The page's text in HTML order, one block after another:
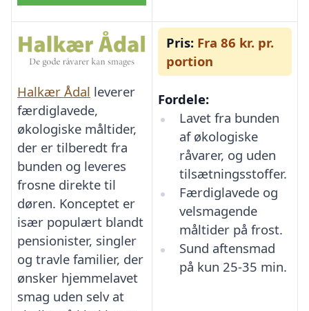
Halkær Ådal leverer
færdiglavede,
økologiske måltider,
der er tilberedt fra
bunden og leveres
frosne direkte til
døren. Konceptet er
især populært blandt
pensionister, singler
og travle familier, der
ønsker hjemmelavet
smag uden selv at
Pris: Fra 86 kr. pr.
portion
Fordele:
Lavet fra bunden
af økologiske
råvarer, og uden
tilsætningsstoffer.
Færdiglavede og
velsmagende
måltider på frost.
Sund aftensmad
på kun 25-35 min.